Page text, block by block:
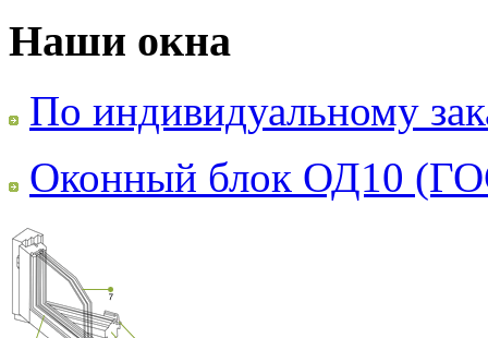
Наши окна
По индивидуальному
Оконный блок ОД10